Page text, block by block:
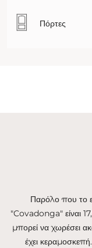
Πόρτες
Παρόλο που το
"Covadonga" είναι
μπορεί να χωρέσει
έχει